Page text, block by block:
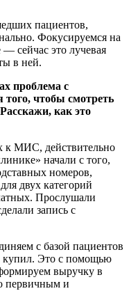
пациентов,
Фокусируемся на
сейчас это лучевая
в ней.
проблема с
чтобы смотреть
как это
к МИС, действительно
начали с того,
номеров,
двух категорий
Прослушали
запись с
с базой пациентов
купил. Это с помощью
выручку в
первичным и